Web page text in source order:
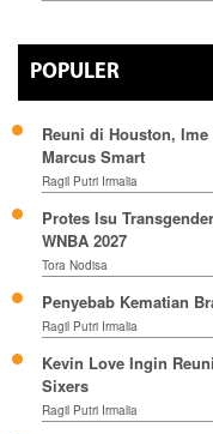
POPULER
Reuni di Houston,
Marcus Smart
Ragil Putri Irmalia
Protes Isu
WNBA 2027
Tora Nodisa
Penyebab Kematian
Ragil Putri Irmalia
Kevin Love Ingin
Sixers
Ragil Putri Irmalia